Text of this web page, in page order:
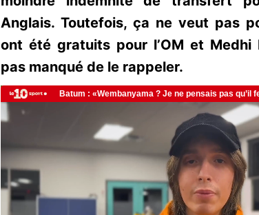
Anglais. Toutefois, ça ne veut pas
ont été gratuits pour l’OM et Medhi
pas manqué de le rappeler.